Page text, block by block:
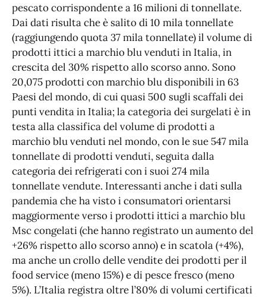
pescato corrispondente a 16 milioni di tonnellate.
Dai dati risulta che è salito di 10 mila tonnellate
(raggiungendo quota 37 mila tonnellate) il volume di
prodotti ittici a marchio blu venduti in Italia, in
crescita del 30% rispetto allo scorso anno. Sono
20,075 prodotti con marchio blu disponibili in 63
Paesi del mondo, di cui quasi 500 sugli scaffali dei
punti vendita in Italia; la categoria dei surgelati è in
testa alla classifica del volume di prodotti a
marchio blu venduti nel mondo, con le sue 547 mila
tonnellate di prodotti venduti, seguita dalla
categoria dei refrigerati con i suoi 274 mila
tonnellate vendute. Interessanti anche i dati sulla
pandemia che ha visto i consumatori orientarsi
maggiormente verso i prodotti ittici a marchio blu
Msc congelati (che hanno registrato un aumento del
+26% rispetto allo scorso anno) e in scatola (+4%),
ma anche un crollo delle vendite dei prodotti per il
food service (meno 15%) e di pesce fresco (meno
5%). L’Italia registra oltre l’80% di volumi certificati